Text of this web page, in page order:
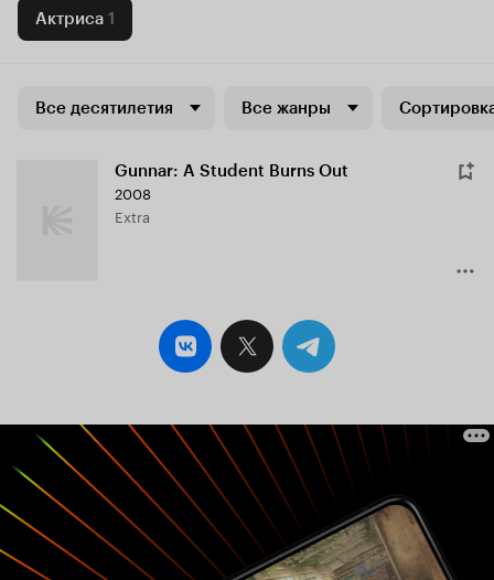
Актриса 1
Все десятилетия Все жанры
Gunnar: A Student Burns Out
2008
Extra